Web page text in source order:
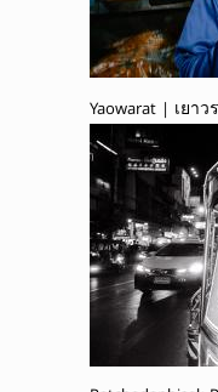
Yaowarat | เยาว